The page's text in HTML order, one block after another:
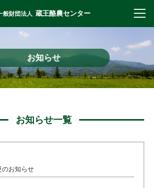
般財団法人 蔵王酪農センター
お知らせ
お知らせ一覧
のお知らせ